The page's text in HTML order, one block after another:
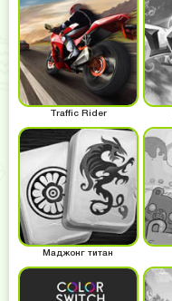
Traffic Rider
Маджонг титан